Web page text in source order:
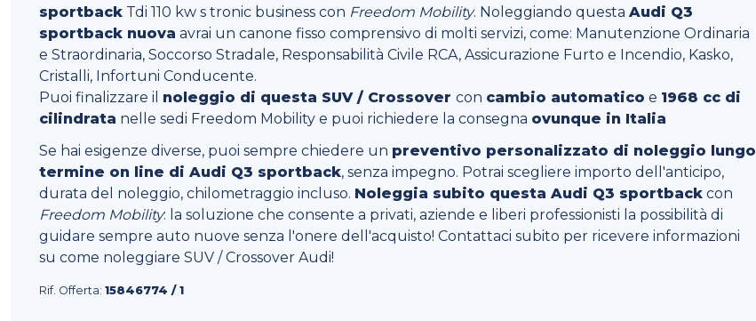
sportback Tdi 110 kw s tronic business con Freedom Mobility. Noleggiando questa Audi Q3
sportback nuova avrai un canone fisso comprensivo di molti servizi, come: Manutenzione Ordinaria
e Straordinaria, Soccorso Stradale, Responsabilità Civile RCA, Assicurazione Furto e Incendio, Kasko,
Cristalli, Infortuni Conducente.
Puoi finalizzare il noleggio di questa SUV / Crossover con cambio automatico e 1968 cc di
cilindrata nelle sedi Freedom Mobility e puoi richiedere la consegna ovunque in Italia
Se hai esigenze diverse, puoi sempre chiedere un preventivo personalizzato di noleggio lungo
termine on line di Audi Q3 sportback, senza impegno. Potrai scegliere importo dell'anticipo,
durata del noleggio, chilometraggio incluso. Noleggia subito questa Audi Q3 sportback con
Freedom Mobility: la soluzione che consente a privati, aziende e liberi professionisti la possibilità di
guidare sempre auto nuove senza l'onere dell'acquisto! Contattaci subito per ricevere informazioni
su come noleggiare SUV / Crossover Audi!
Rif. Offerta: 15846774 / 1